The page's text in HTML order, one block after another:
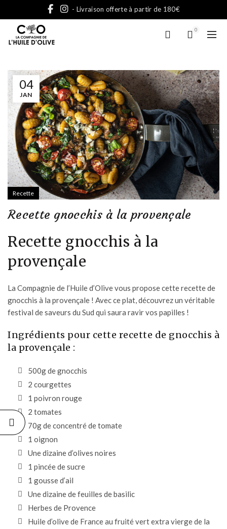
- Livraison offerte à partir de 180€
0
04
JAN
Recette
Recette gnocchis à la provençale
Recette gnocchis à la
provençale
La Compagnie de l’Huile d’Olive vous propose cette recette de
gnocchis à la provençale ! Avec ce plat, découvrez un véritable
festival de saveurs du Sud qui saura ravir vos papilles !
Ingrédients pour cette recette de gnocchis à
la provençale :
500g de gnocchis
2 courgettes
1 poivron rouge
2 tomates
70g de concentré de tomate
1 oignon
Une dizaine d’olives noires
1 pincée de sucre
1 gousse d’ail
Une dizaine de feuilles de basilic
Herbes de Provence
Huile d’olive de France au fruité vertextra vierge de la